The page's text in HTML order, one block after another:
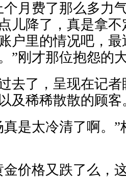
月费了那么多力
儿降了，真是拿
户里的情况吧，
”刚才那位抱怨的
了，呈现在记者
及稀稀散散的顾客
太冷清了啊。”
价格又跌了么，